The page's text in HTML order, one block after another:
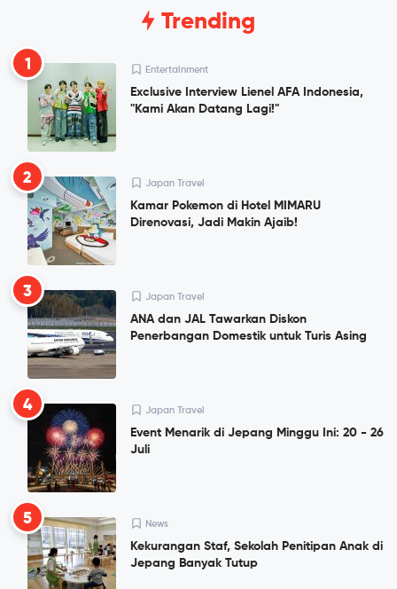
Trending
1 Entertainment
Exclusive Interview Lienel AFA Indonesia,
"Kami Akan Datang Lagi!"
2 Japan Travel
Kamar Pokemon di Hotel MIMARU
Direnovasi, Jadi Makin Ajaib!
3 Japan Travel
ANA dan JAL Tawarkan Diskon
Penerbangan Domestik untuk Turis Asing
4 Japan Travel
Event Menarik di Jepang Minggu Ini: 20 - 26
Juli
5 News
Kekurangan Staf, Sekolah Penitipan Anak di
Jepang Banyak Tutup